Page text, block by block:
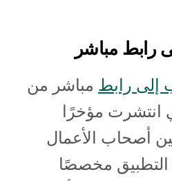
رابط مباشر
إلى رابط مباشر من
انتشرت مؤخرًا
أصحاب الأعمال
التطبيق مخصصًا